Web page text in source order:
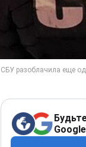
Google